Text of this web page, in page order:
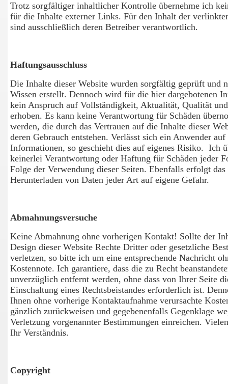
Trotz sorgfältiger inhaltlicher Kontrolle übernehme ich
für die Inhalte externer Links. Für den Inhalt der
sind ausschließlich deren Betreiber verantwortlich.
Haftungsausschluss
Die Inhalte dieser Website wurden sorgfältig geprüft und
Wissen erstellt. Dennoch wird für die hier dargebotenen
kein Anspruch auf Vollständigkeit, Aktualität, Qualität
erhoben. Es kann keine Verantwortung für Schäden
werden, die durch das Vertrauen auf die Inhalte dieser
deren Gebrauch entstehen. Verlässt sich ein Anwender auf
Informationen, so geschieht dies auf eigenes Risiko. Ich
keinerlei Verantwortung oder Haftung für Schäden jeder
Folge der Verwendung dieser Seiten. Ebenfalls erfolgt das
Herunterladen von Daten jeder Art auf eigene Gefahr.
Abmahnungsversuche
Keine Abmahnung ohne vorherigen Kontakt! Sollte der
Design dieser Website Rechte Dritter oder gesetzliche
verletzen, so bitte ich um eine entsprechende Nachricht
Kostennote. Ich garantiere, dass die zu Recht
unverzüglich entfernt werden, ohne dass von Ihrer Seite
Einschaltung eines Rechtsbeistandes erforderlich ist.
Ihnen ohne vorherige Kontaktaufnahme verursachte
gänzlich zurückweisen und gegebenenfalls Gegenklage
Verletzung vorgenannter Bestimmungen einreichen.
Ihr Verständnis.
Copyright